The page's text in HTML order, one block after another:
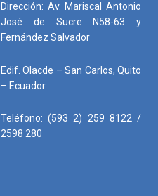
Dirección: Av. Mariscal Antonio
José de Sucre N58-63 y
Fernández Salvador
Edif. Olacde – San Carlos, Quito
– Ecuador
Teléfono: (593 2) 259 8122 /
2598 280